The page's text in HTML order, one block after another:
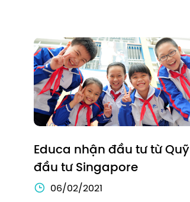
Educa nhận đầu tư từ Quỹ
đầu tư Singapore
06/02/2021